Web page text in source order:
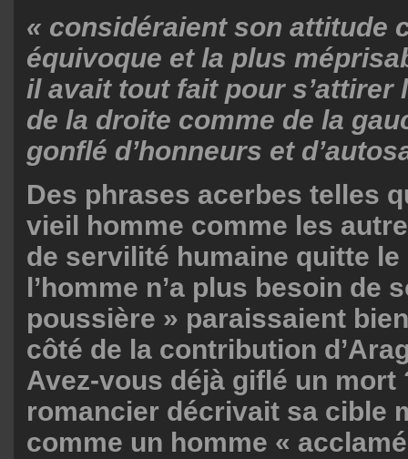
« considéraient son attitude
équivoque et la plus
il avait tout fait pour s’attirer
de la droite comme de la
gonflé d’honneurs et
Des phrases acerbes telles
vieil homme comme les
de servilité humaine quitte le
l’homme n’a plus besoin de
poussière » paraissaient
côté de la contribution
Avez-vous déjà giflé un mort
romancier décrivait sa cible
comme un homme « acclamé